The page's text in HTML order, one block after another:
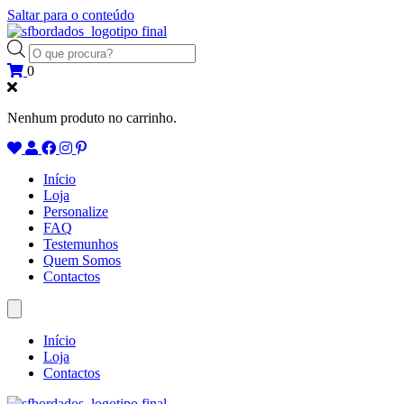
Saltar para o conteúdo
Products
search
0
Nenhum produto no carrinho.
Início
Loja
Personalize
FAQ
Testemunhos
Quem Somos
Contactos
Início
Loja
Contactos